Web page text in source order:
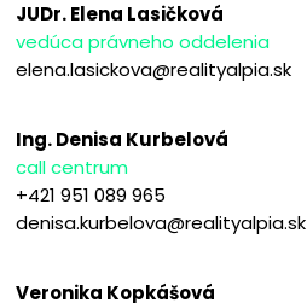
JUDr. Elena Lasičková
vedúca právneho oddelenia
elena.lasickova@realityalpia.sk
Ing. Denisa Kurbelová
call centrum
+421 951 089 965
denisa.kurbelova@realityalpia.sk
Veronika Kopkášová